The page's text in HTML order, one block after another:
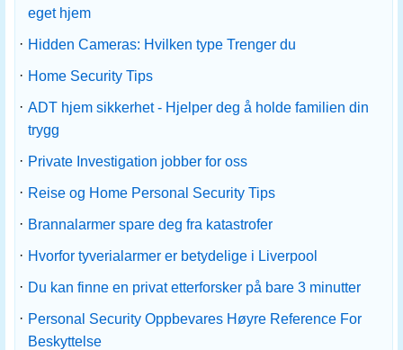
eget hjem
· Hidden Cameras: Hvilken type Trenger du
· Home Security Tips
· ADT hjem sikkerhet - Hjelper deg å holde familien din
trygg
· Private Investigation jobber for oss
· Reise og Home Personal Security Tips
· Brannalarmer spare deg fra katastrofer
· Hvorfor tyverialarmer er betydelige i Liverpool
· Du kan finne en privat etterforsker på bare 3 minutter
· Personal Security Oppbevares Høyre Reference For
Beskyttelse